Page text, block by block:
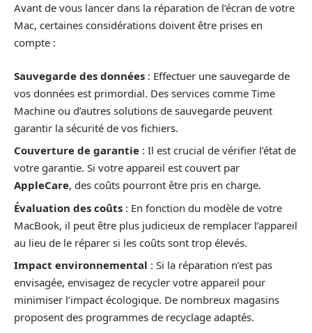
Avant de vous lancer dans la réparation de l’écran de votre
Mac, certaines considérations doivent être prises en
compte :
Sauvegarde des données : Effectuer une sauvegarde de
vos données est primordial. Des services comme Time
Machine ou d’autres solutions de sauvegarde peuvent
garantir la sécurité de vos fichiers.
Couverture de garantie : Il est crucial de vérifier l’état de
votre garantie. Si votre appareil est couvert par
AppleCare, des coûts pourront être pris en charge.
Évaluation des coûts : En fonction du modèle de votre
MacBook, il peut être plus judicieux de remplacer l’appareil
au lieu de le réparer si les coûts sont trop élevés.
Impact environnemental : Si la réparation n’est pas
envisagée, envisagez de recycler votre appareil pour
minimiser l’impact écologique. De nombreux magasins
proposent des programmes de recyclage adaptés.